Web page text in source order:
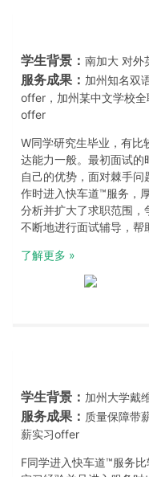
学生背景： 南加大 对外
服务成果： 加州知名双
offer，加州某中文学校
offer
W同学研究生毕业，有比
达能力一般。最初面试的
自己的优势，面对棘手
作时进入快车道™服务，
分析并扩大了求职范围，
不断地进行面试辅导，帮
了解更多 »
学生背景： 加州大学戴
服务成果： 质量保障带
薪实习offer
F同学进入快车道™服务